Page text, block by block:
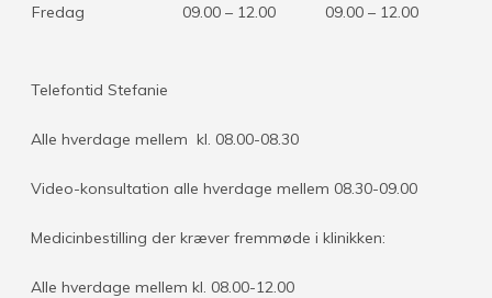
Fredag 09.00 – 12.00 09.00 – 12.00
Telefontid Stefanie
Alle hverdage mellem kl. 08.00-08.30
Video-konsultation alle hverdage mellem 08.30-09.00
Medicinbestilling der kræver fremmøde i klinikken:
Alle hverdage mellem kl. 08.00-12.00